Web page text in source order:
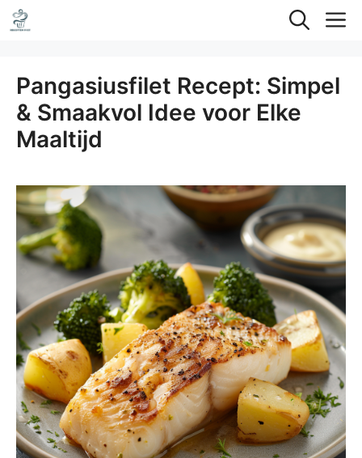
Ga
naar
inhoud
Pangasiusfilet Recept: Simpel
& Smaakvol Idee voor Elke
Maaltijd